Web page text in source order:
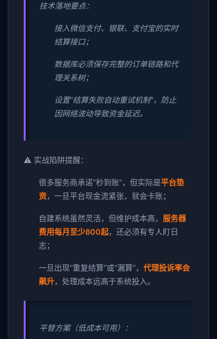
技术落地要点：
接入微信支付、银联、支付宝的实时
结算接口；
数据库必须保存完整的订单链路和代
理关系树；
设置“结算失败自动重试机制”，防止
因网络波动导致资金延迟。
⚠️ 实战陷阱提醒：
很多服务商承诺“秒到账”，但实际是平台垫
资，一旦平台现金流紧张，就会卡账；
自建系统虽然灵活，但维护成本高， 服务器
费用每月至少800起，还必须有专人盯日
志；
一旦出现“重复结算”或“漏算”， 代理投诉率会
飙升，处理成本远高于系统投入。
平替方案（低成本可用）：